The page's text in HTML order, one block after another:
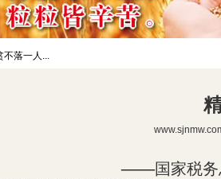
不落一人...
——国家税